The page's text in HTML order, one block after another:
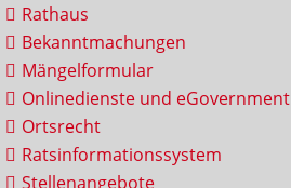
Rathaus
Bekanntmachungen
Mängelformular
Onlinedienste und eGovernment
Ortsrecht
Ratsinformationssystem
Stellenangebote